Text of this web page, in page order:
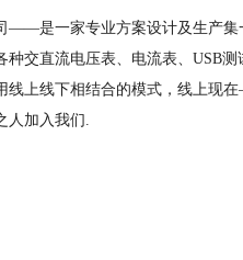
——是一家专业方案设计及生产集
种交直流电压表、电流表、USB
线上线下相结合的模式，线上现
人加入我们.